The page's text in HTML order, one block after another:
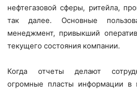
нефтегазовой сферы, ритейла,
так далее. Основные
менеджмент, привыкший
текущего состояния компании.
Когда отчеты делают
огромные пласты информации в